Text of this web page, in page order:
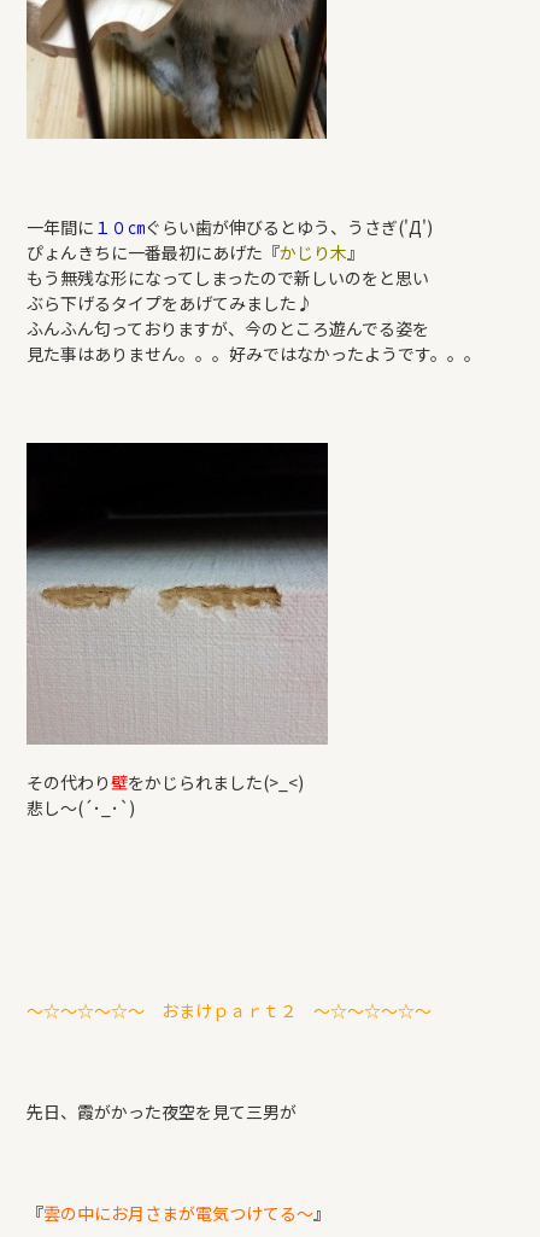
一年間に １０㎝ぐらい歯が伸びるとゆう、うさぎ('Д')
ぴょんきちに一番最初にあげた『かじり木』
もう無残な形になってしまったので新しいのをと思い
ぶら下げるタイプをあげてみました♪
ふんふん匂っておりますが、今のところ遊んでる姿を
見た事はありません。。。好みではなかったようです。。。
その代わり壁をかじられました(>_<)
悲し～(´･_･`)
～☆～☆～☆～ おまけｐａｒｔ２ ～☆～☆～☆～
先日、霞がかった夜空を見て三男が
『雲の中にお月さまが電気つけてる～』